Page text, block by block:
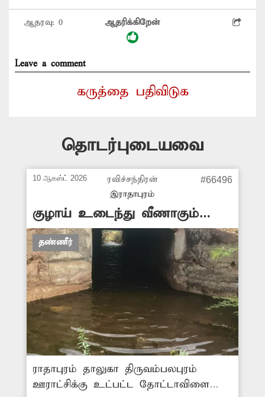
ஆதரவு: 0 ஆதரிக்கிறேன்
Leave a comment
கருத்தை பதிவிடுக
தொடர்புடையவை
10 ஆகஸ்ட் 2026
ரவிச்சந்திரன்
இராதாபுரம்
#66496
குழாய் உடைந்து வீணாகும்
குடிநீர்
தண்ணீர்
ராதாபுரம் தாலுகா திருவம்பலபுரம்
ஊராட்சிக்கு உட்பட்ட தோட்டாவிளை